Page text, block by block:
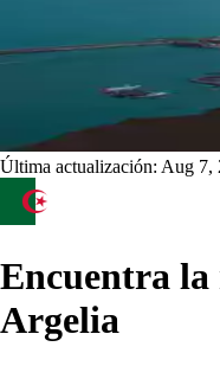
Última actualización: Aug 7,
Encuentra
Argelia